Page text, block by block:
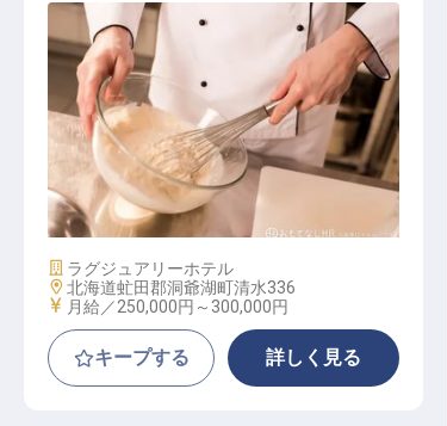
製菓パティシエ_スーシェフクラス
施設業態
ラグジュアリーホテル
勤務地
北海道虻田郡洞爺湖町清水336
給与
月給／250,000円～ 300,000円
キープする 詳しく見る